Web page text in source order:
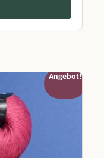
Angebot!